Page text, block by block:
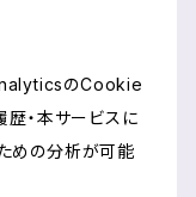
のCookie
歴・本サービスに
めの分析が可能